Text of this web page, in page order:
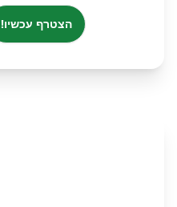
הצטרף עכשיו!